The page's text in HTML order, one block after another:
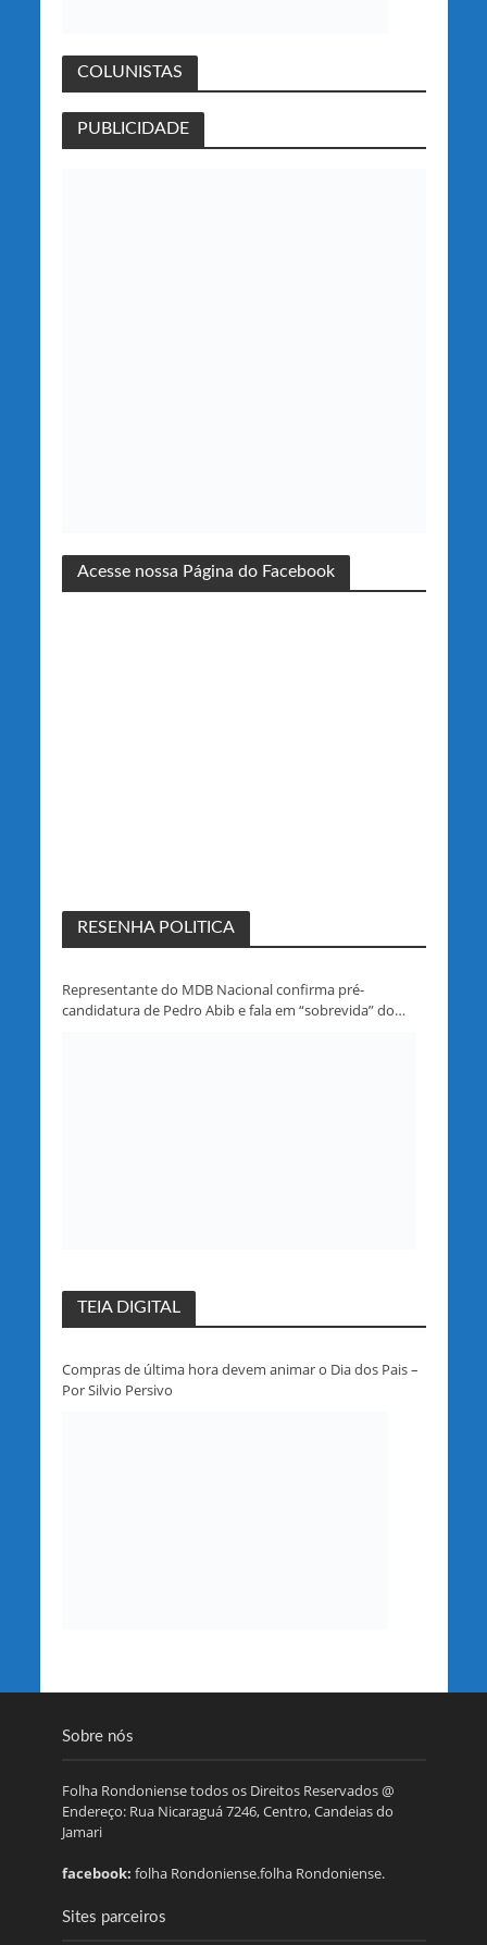
COLUNISTAS
PUBLICIDADE
Acesse nossa Página do Facebook
RESENHA POLITICA
Representante do MDB Nacional confirma pré-
candidatura de Pedro Abib e fala em “sobrevida” do
TEIA DIGITAL
Compras de última hora devem animar o Dia dos Pais –
Por Silvio Persivo
Sobre nós
Folha Rondoniense todos os Direitos Reservados @
Endereço: Rua Nicaraguá 7246, Centro, Candeias do
Jamari
facebook: folha Rondoniense.folha Rondoniense.
Sites parceiros